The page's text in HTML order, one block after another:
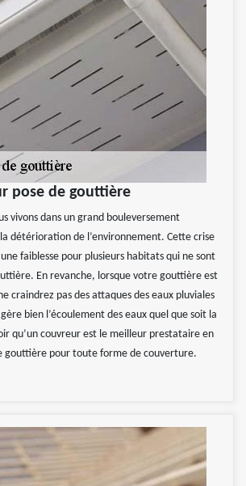
pose de gouttière
vivons dans un grand bouleversement
détérioration de l’environnement. Cette crise
faiblesse pour plusieurs habitats qui ne sont
En revanche, lorsque votre gouttière est
craindrez pas des attaques des eaux pluviales
bien l’écoulement des eaux quel que soit la
qu’un couvreur est le meilleur prestataire en
gouttière pour toute forme de couverture.